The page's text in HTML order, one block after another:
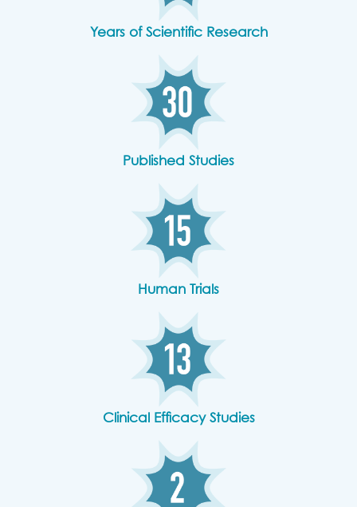
Years of Scientific Research
Published Studies
Human Trials
Clinical Efficacy Studies